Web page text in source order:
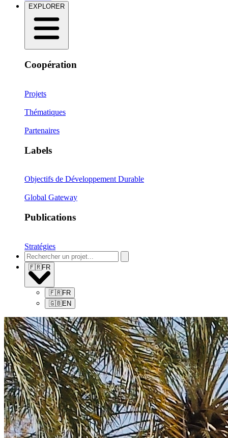
EXPLORER
Coopération
Projets
Thématiques
Partenaires
Labels
Objectifs de Développement Durable
Global Gateway
Publications
Stratégies
🇫🇷FR
🇫🇷FR
🇬🇧EN